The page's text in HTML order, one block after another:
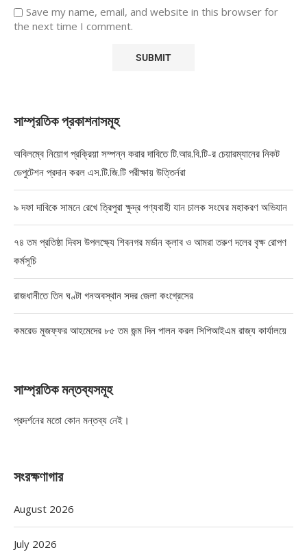
Save my name, email, and website in this browser for
the next time I comment.
সাম্প্রতিক প্রকাশনাসমূহ
অবিলম্বে নিয়োগ প্রক্রিয়া সম্পন্ন করার দাবিতে টি.আর.বি.টি-র চেয়ারম্যানের নিকট
ডেপুটেশন প্রদান করল এস.টি.জি.টি পরীক্ষায় উত্তির্নরা
৯ দফা দাবিকে সামনে রেখে ত্রিপুরা ক্ষুদ্র পণ্যবাহী যান চালক সংঘের মহাকরণ অভিযান
৭৪ তম প্রতিষ্ঠা দিবস উপলক্ষ্যে শিবনগর মর্ডান ক্লাব ও আমরা তরুণ দলের বৃক্ষ রোপণ
কর্মসূচি
রাজধানীতে তিন ঘণ্টা গনঅবস্থান সদর জেলা কংগ্রেসের
কমরেড মুজফ্ফর আহমেদের ৮৫ তম জন্ম দিন পালন করল সিপিআইএম রাজ্য কার্যালয়ে
সাম্প্রতিক মন্তব্যসমূহ
প্রদর্শনের মতো কোন মন্তব্য নেই।
সংরক্ষণাগার
August 2026
July 2026